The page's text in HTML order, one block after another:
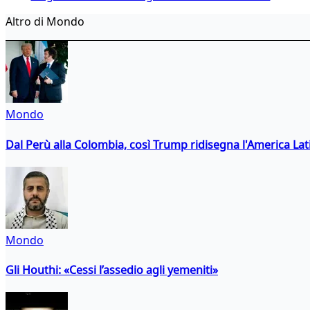
Altro di Mondo
Mondo
Dal Perù alla Colombia, così Trump ridisegna l'America
Mondo
Gli Houthi: «Cessi l’assedio agli yemeniti»